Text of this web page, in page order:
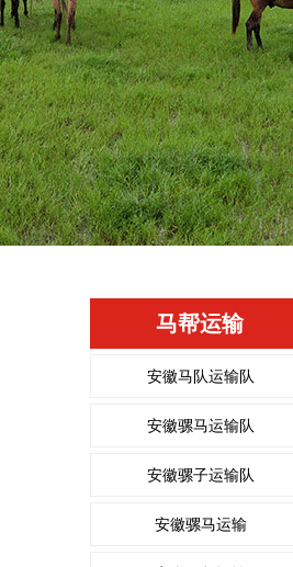
马帮运输
安徽马队运输队
安徽骡马运输队
安徽骡子运输队
安徽骡马运输